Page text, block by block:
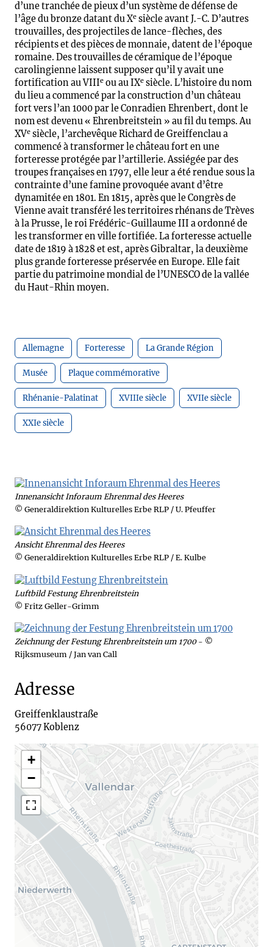
d’une tranchée de pieux d’un système de défense de
l’âge du bronze datant du Xe siècle avant J.-C. D’autres
trouvailles, des projectiles de lance-flèches, des
récipients et des pièces de monnaie, datent de l’époque
romaine. Des trouvailles de céramique de l’époque
carolingienne laissent supposer qu’il y avait une
fortification au VIIIe ou au IXe siècle. L’histoire du nom
du lieu a commencé par la construction d’un château
fort vers l’an 1000 par le Conradien Ehrenbert, dont le
nom est devenu « Ehrenbreitstein » au fil du temps. Au
XVe siècle, l’archevêque Richard de Greiffenclau a
commencé à transformer le château fort en une
forteresse protégée par l’artillerie. Assiégée par des
troupes françaises en 1797, elle leur a été rendue sous la
contrainte d’une famine provoquée avant d’être
dynamitée en 1801. En 1815, après que le Congrès de
Vienne avait transféré les territoires rhénans de Trèves
à la Prusse, le roi Frédéric-Guillaume III a ordonné de
les transformer en ville fortifiée. La forteresse actuelle
date de 1819 à 1828 et est, après Gibraltar, la deuxième
plus grande forteresse préservée en Europe. Elle fait
partie du patrimoine mondial de l’UNESCO de la vallée
du Haut-Rhin moyen.
Allemagne Forteresse La Grande Région
Musée Plaque commémorative
Rhénanie-Palatinat XVIIIe siècle XVIIe siècle
XXIe siècle
Innenansicht Inforaum Ehrenmal des Heeres
© Generaldirektion Kulturelles Erbe RLP / U. Pfeuffer
Ansicht Ehrenmal des Heeres
© Generaldirektion Kulturelles Erbe RLP / E. Kulbe
Luftbild Festung Ehrenbreitstein
© Fritz Geller-Grimm
Zeichnung der Festung Ehrenbreitstein um 1700 - ©
Rijksmuseum / Jan van Call
Adresse
Greiffenklaustraße
+
−